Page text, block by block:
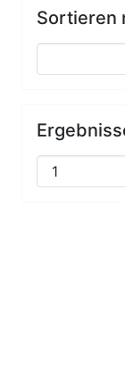
Sortieren